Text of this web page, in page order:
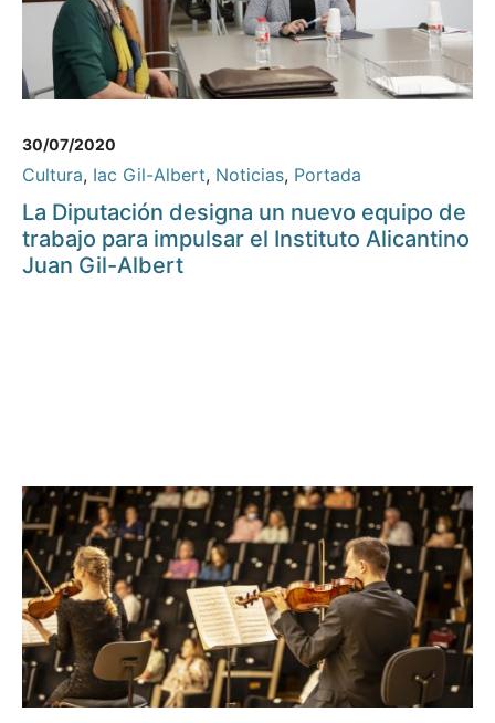
30/07/2020
Cultura, Iac Gil-Albert, Noticias, Portada
La Diputación designa un nuevo equipo de
trabajo para impulsar el Instituto Alicantino
Juan Gil-Albert